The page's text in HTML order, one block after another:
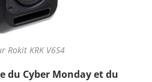
Rokit KRK V6S4
du Cyber Monday et du